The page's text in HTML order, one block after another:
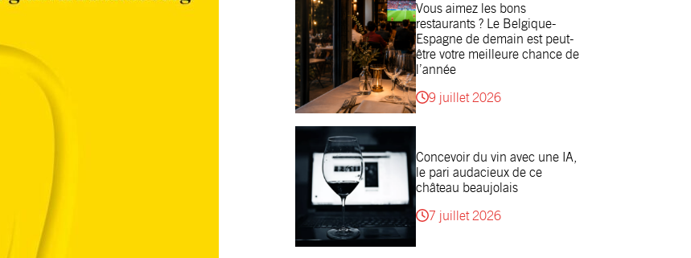
Vous aimez les bons
restaurants ? Le Belgique-
Espagne de demain est peut-
être votre meilleure chance de
l’année
9 juillet 2026
Concevoir du vin avec une IA,
le pari audacieux de ce
château beaujolais
7 juillet 2026